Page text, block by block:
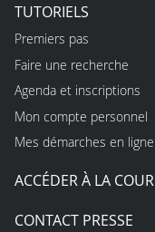
TUTORIELS
Premiers pas
Faire une recherche
Agenda et inscriptions
Mon compte personnel
Mes démarches en ligne
ACCÉDER À LA COUR
CONTACT PRESSE